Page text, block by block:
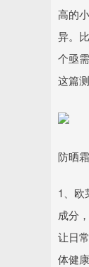
高的
异。
个亟
这篇
防晒
1、欧
成分
让日
体健康